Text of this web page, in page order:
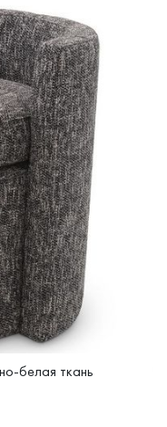
белая ткань